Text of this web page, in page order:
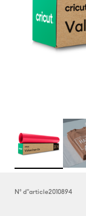
N° d''article2010894